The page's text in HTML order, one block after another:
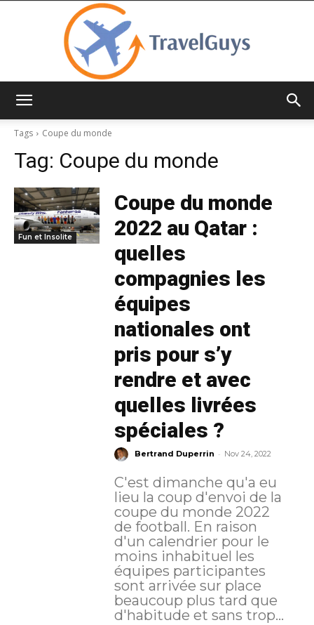
Tags
Coupe du monde
Tag: Coupe du monde
Fun et Insolite
Coupe du monde
2022 au Qatar :
quelles
compagnies les
équipes
nationales ont
pris pour s’y
rendre et avec
quelles livrées
spéciales ?
Bertrand Duperrin - Nov 24, 2022
C'est dimanche qu'a eu
lieu la coup d'envoi de la
coupe du monde 2022
de football. En raison
d'un calendrier pour le
moins inhabituel les
équipes participantes
sont arrivée sur place
beaucoup plus tard que
d'habitude et sans trop...